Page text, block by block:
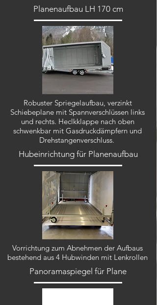
Planenaufbau LH 170 cm
Robuster Spriegelaufbau, verzinkt
Schiebeplane mit Spannverschlüssen links
und rechts. Heclkklappe nach oben
schwenkbar mit Gasdruckdämpfern und
Drehstangenverschluss.
Hubeinrichtung für Planenaufbau
Vorrichtung zum Abnehmen der Aufbaus
bestehend aus 4 Hubwinden mit Lenkrollen
Panoramaspiegel für Plane